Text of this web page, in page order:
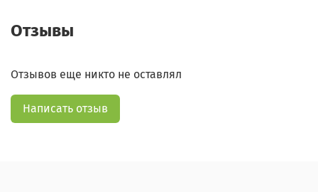
Отзывы
Отзывов еще никто не оставлял
Написать отзыв